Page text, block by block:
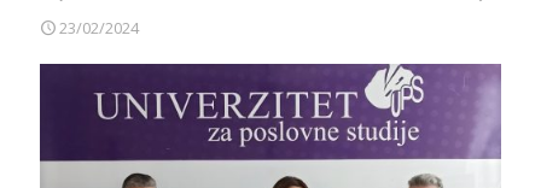
23/02/2024